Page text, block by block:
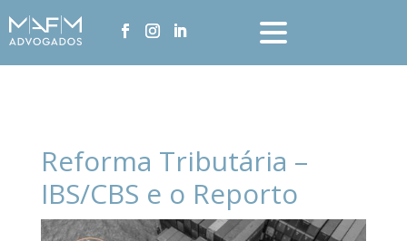
Reforma Tributária –
IBS/CBS e o Reporto